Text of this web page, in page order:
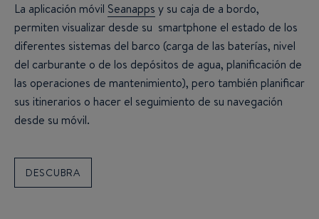
La aplicación móvil Seanapps y su caja de a bordo,
permiten visualizar desde su smartphone el estado de los
diferentes sistemas del barco (carga de las baterías, nivel
del carburante o de los depósitos de agua, planificación de
las operaciones de mantenimiento), pero también planificar
sus itinerarios o hacer el seguimiento de su navegación
desde su móvil.
DESCUBRA